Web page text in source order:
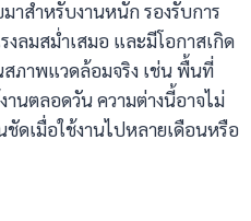
สำหรับงานหนัก รองรับการ
งลมสม่ำเสมอ และมีโอกาสเกิด
ภาพแวดล้อมจริง เช่น พื้นที่
านตลอดวัน ความต่างนี้อาจไม่
ดเมื่อใช้งานไปหลายเดือนหรือ